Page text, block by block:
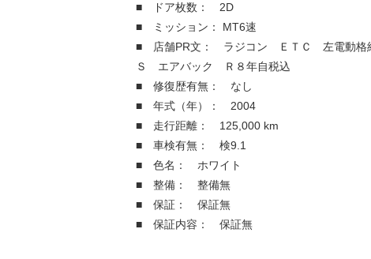
■ ドア枚数： 2D
■ ミッション： MT6速
■ 店舗PR文： ラジコン ＥＴＣ 左電動格
Ｓ エアバック Ｒ８年自税込
■ 修復歴有無： なし
■ 年式（年）： 2004
■ 走行距離： 125,000 km
■ 車検有無： 検9.1
■ 色名： ホワイト
■ 整備： 整備無
■ 保証： 保証無
■ 保証内容： 保証無